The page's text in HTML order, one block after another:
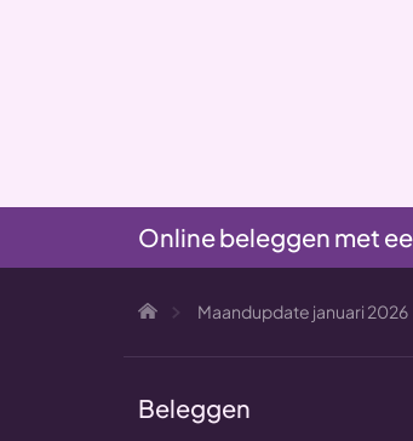
Online beleggen met
Maandupdate januari 2026
Beleggen